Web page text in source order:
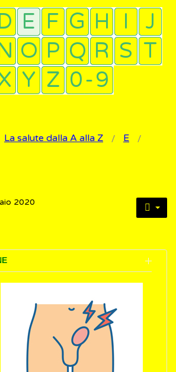
La salute dalla A alla Z
E
2020